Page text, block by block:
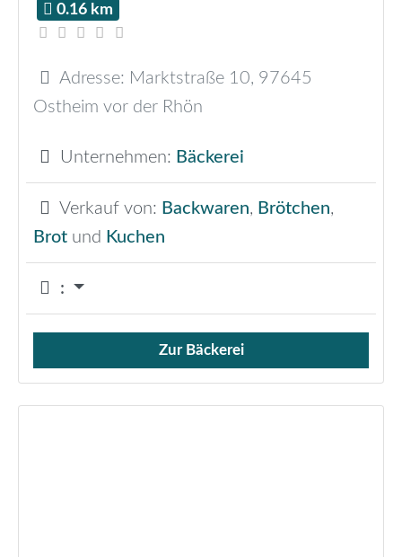
0.16 km
Adresse: Marktstraße 10, 97645
Ostheim vor der Rhön
Unternehmen: Bäckerei
Verkauf von: Backwaren, Brötchen,
Brot und Kuchen
:
Verkauf von Brötchen,
Zur Bäckerei